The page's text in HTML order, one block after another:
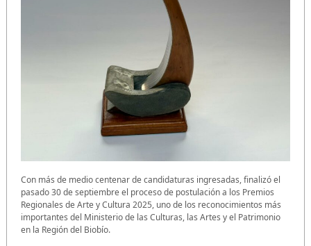
Con más de medio centenar de candidaturas ingresadas, finalizó el
pasado 30 de septiembre el proceso de postulación a los Premios
Regionales de Arte y Cultura 2025, uno de los reconocimientos más
importantes del Ministerio de las Culturas, las Artes y el Patrimonio
en la Región del Biobío.